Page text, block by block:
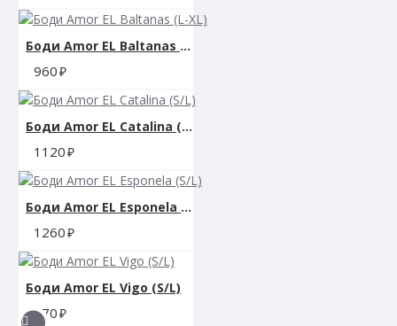
Боди Amor EL Baltanas (L-XL)
960
Боди Amor EL Catalina (S/L)
1120
Боди Amor EL Esponela (S/L)
1260
Боди Amor EL Vigo (S/L)
870